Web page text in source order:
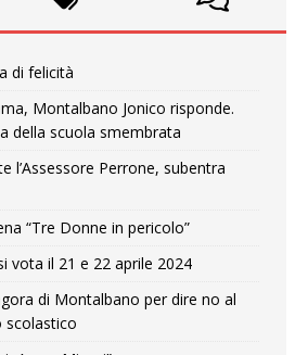
di felicità
Montalbano Jonico risponde.
della scuola smembrata
l’Assessore Perrone, subentra
“Tre Donne in pericolo”
vota il 21 e 22 aprile 2024
di Montalbano per dire no al
scolastico